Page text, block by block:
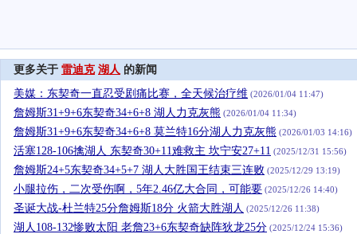
更多关于 雷迪克 湖人 的新闻
美媒：东契奇一直忍受剧痛比赛，全天候治疗维 (2026/01/04 11:47)
詹姆斯31+9+6东契奇34+6+8 湖人力克灰熊 (2026/01/04 11:34)
詹姆斯31+9+6东契奇34+6+8 莫兰特16分湖人力克灰熊 (2026/01/03 14:16)
活塞128-106擒湖人 东契奇30+11难救主 坎宁安27+11 (2025/12/31 15:56)
詹姆斯24+5东契奇34+5+7 湖人大胜国王结束三连败 (2025/12/29 13:19)
小腿拉伤，二次受伤啊，5年2.46亿大合同，可能要 (2025/12/26 14:40)
圣诞大战-杜兰特25分詹姆斯18分 火箭大胜湖人 (2025/12/26 11:38)
湖人108-132惨败太阳 老詹23+6东契奇缺阵狄龙25分 (2025/12/24 15:36)